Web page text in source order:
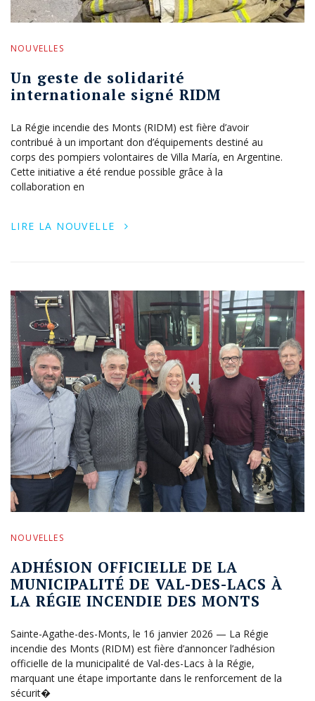
NOUVELLES
Un geste de solidarité
internationale signé RIDM
La Régie incendie des Monts (RIDM) est fière d’avoir
contribué à un important don d’équipements destiné au
corps des pompiers volontaires de Villa María, en Argentine.
Cette initiative a été rendue possible grâce à la
collaboration en
LIRE LA NOUVELLE
NOUVELLES
ADHÉSION OFFICIELLE DE LA
MUNICIPALITÉ DE VAL-DES-LACS À
LA RÉGIE INCENDIE DES MONTS
Sainte-Agathe-des-Monts, le 16 janvier 2026 — La Régie
incendie des Monts (RIDM) est fière d’annoncer l’adhésion
officielle de la municipalité de Val-des-Lacs à la Régie,
marquant une étape importante dans le renforcement de la
sécurit�